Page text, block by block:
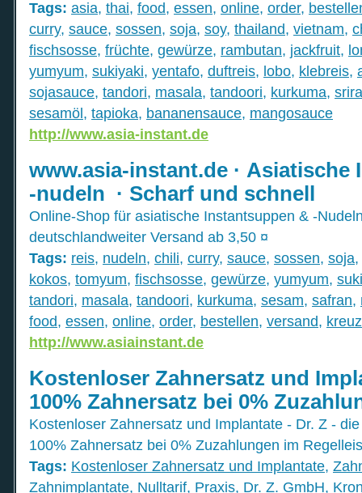
Tags: asia, thai, food, essen, online, order,
curry, sauce, sossen, soja, soy, thailand, vietnam,
fischsosse, früchte, gewürze, rambutan, jackfruit,
yumyum, sukiyaki, yentafo, duftreis, lobo, klebreis,
sojasauce, tandori, masala, tandoori, kurkuma,
sesamöl, tapioka, bananensauce, mangosauce
http://www.asia-instant.de
www.asia-instant.de · Asiatische
-nudeln · Scharf und schnell
Online-Shop für asiatische Instantsuppen & -
deutschlandweiter Versand ab 3,50 ¤
Tags: reis, nudeln, chili, curry, sauce, sossen, soja,
kokos, tomyum, fischsosse, gewürze, yumyum,
tandori, masala, tandoori, kurkuma, sesam, safran,
food, essen, online, order, bestellen, versand,
http://www.asiainstant.de
Kostenloser Zahnersatz und
100% Zahnersatz bei 0%
Kostenloser Zahnersatz und Implantate - Dr. Z -
100% Zahnersatz bei 0% Zuzahlungen im
Tags: Kostenloser Zahnersatz und Implantate,
Zahnimplantate, Nulltarif, Praxis, Dr. Z. GmbH,